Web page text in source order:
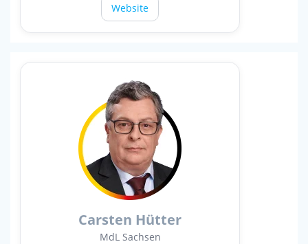
Website
Carsten Hütter
MdL Sachsen